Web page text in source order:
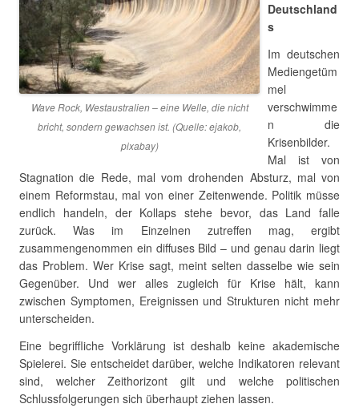
Wave Rock, Westaustralien – eine Welle, die nicht
bricht, sondern gewachsen ist. (Quelle: ejakob,
pixabay)
Deutschland
s
Im deutschen
Mediengetüm
mel
verschwimme
n die
Krisenbilder.
Mal ist von
Stagnation die Rede, mal vom drohenden Absturz, mal von
einem Reformstau, mal von einer Zeitenwende. Politik müsse
endlich handeln, der Kollaps stehe bevor, das Land falle
zurück. Was im Einzelnen zutreffen mag, ergibt
zusammengenommen ein diffuses Bild – und genau darin liegt
das Problem. Wer Krise sagt, meint selten dasselbe wie sein
Gegenüber. Und wer alles zugleich für Krise hält, kann
zwischen Symptomen, Ereignissen und Strukturen nicht mehr
unterscheiden.
Eine begriffliche Vorklärung ist deshalb keine akademische
Spielerei. Sie entscheidet darüber, welche Indikatoren relevant
sind, welcher Zeithorizont gilt und welche politischen
Schlussfolgerungen sich überhaupt ziehen lassen.